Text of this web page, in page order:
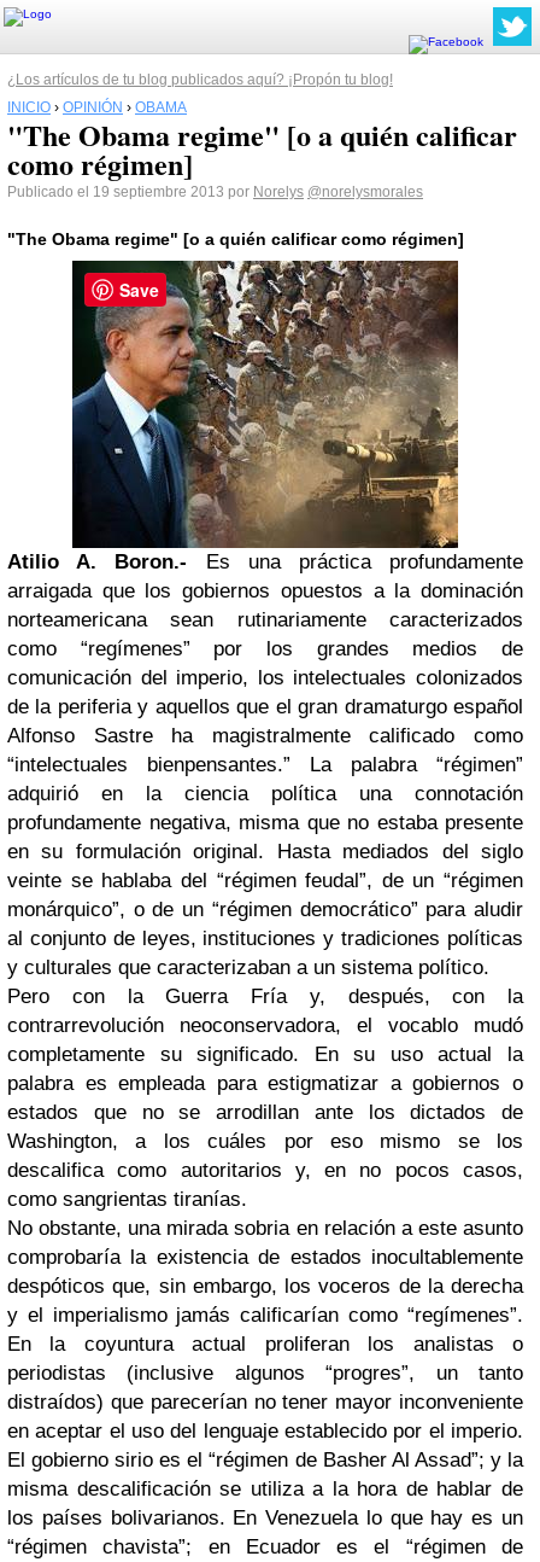
¿Los artículos de tu blog publicados aquí? ¡Propón tu blog!
INICIO › OPINIÓN › OBAMA
"The Obama regime" [o a quién calificar
como régimen]
Publicado el 19 septiembre 2013 por Norelys @norelysmorales
"The Obama regime" [o a quién calificar como régimen]
Atilio A. Boron.- Es una práctica profundamente
arraigada que los gobiernos opuestos a la dominación
norteamericana sean rutinariamente caracterizados
como “regímenes” por los grandes medios de
comunicación del imperio, los intelectuales colonizados
de la periferia y aquellos que el gran dramaturgo español
Alfonso Sastre ha magistralmente calificado como
“intelectuales bienpensantes.” La palabra “régimen”
adquirió en la ciencia política una connotación
profundamente negativa, misma que no estaba presente
en su formulación original. Hasta mediados del siglo
veinte se hablaba del “régimen feudal”, de un “régimen
monárquico”, o de un “régimen democrático” para aludir
al conjunto de leyes, instituciones y tradiciones políticas
y culturales que caracterizaban a un sistema político.
Pero con la Guerra Fría y, después, con la
contrarrevolución neoconservadora, el vocablo mudó
completamente su significado. En su uso actual la
palabra es empleada para estigmatizar a gobiernos o
estados que no se arrodillan ante los dictados de
Washington, a los cuáles por eso mismo se los
descalifica como autoritarios y, en no pocos casos,
como sangrientas tiranías.
No obstante, una mirada sobria en relación a este asunto
comprobaría la existencia de estados inocultablemente
despóticos que, sin embargo, los voceros de la derecha
y el imperialismo jamás calificarían como “regímenes”.
En la coyuntura actual proliferan los analistas o
periodistas (inclusive algunos “progres”, un tanto
distraídos) que parecerían no tener mayor inconveniente
en aceptar el uso del lenguaje establecido por el imperio.
El gobierno sirio es el “régimen de Basher Al Assad”; y la
misma descalificación se utiliza a la hora de hablar de
los países bolivarianos. En Venezuela lo que hay es un
“régimen chavista”; en Ecuador es el “régimen de
Save